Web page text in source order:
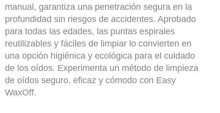
manual, garantiza una penetración segura en la
profundidad sin riesgos de accidentes. Aprobado
para todas las edades, las puntas espirales
reutilizables y fáciles de limpiar lo convierten en
una opción higiénica y ecológica para el cuidado
de los oídos. Experimenta un método de limpieza
de oídos seguro, eficaz y cómodo con Easy
WaxOff.